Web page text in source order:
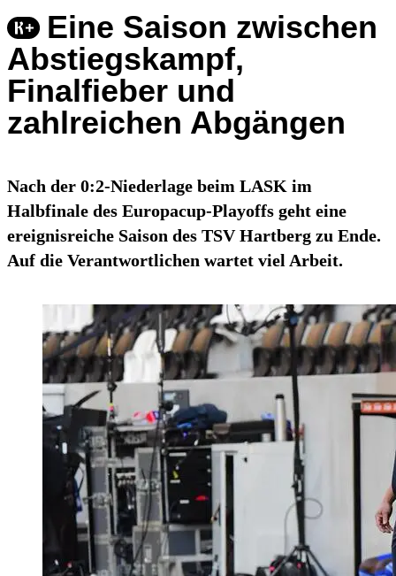
Eine Saison zwischen
Abstiegskampf,
Finalfieber und
zahlreichen Abgängen
Nach der 0:2-Niederlage beim LASK im
Halbfinale des Europacup-Playoffs geht eine
ereignisreiche Saison des TSV Hartberg zu Ende.
Auf die Verantwortlichen wartet viel Arbeit.